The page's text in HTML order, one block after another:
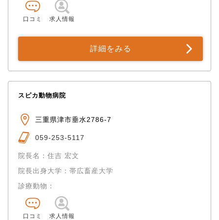
口コミ 求人情報
詳細をみる
スピカ動物病院
三重県津市垂水2786-7
059-253-5117
院長名：住吉 宏文
院長出身大学：帯広畜産大学
診療動物：
口コミ 求人情報